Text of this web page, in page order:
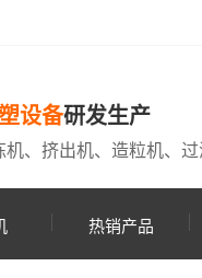
设备研发生产
机、挤出机、造粒机、
热销产品